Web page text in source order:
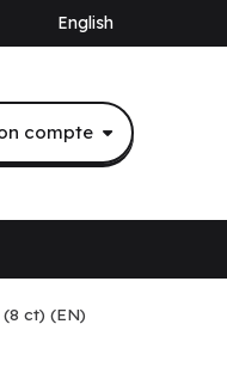
English
compte
(8 ct) (EN)